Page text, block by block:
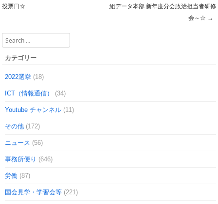
Post navigation
投票日☆
組データ本部 新年度分会政治担当者研修
会～☆ →
Search
カテゴリー
2022選挙 (18)
ICT（情報通信） (34)
Youtube チャンネル (11)
その他 (172)
ニュース (56)
事務所便り (646)
労働 (87)
国会見学・学習会等 (221)